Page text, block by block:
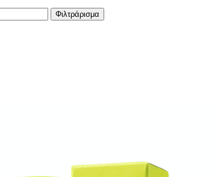
Φιλτράρισμα